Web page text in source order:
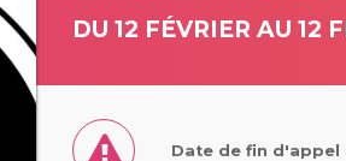
DU 12 FÉVRIER AU 12
Date de fin d'appel